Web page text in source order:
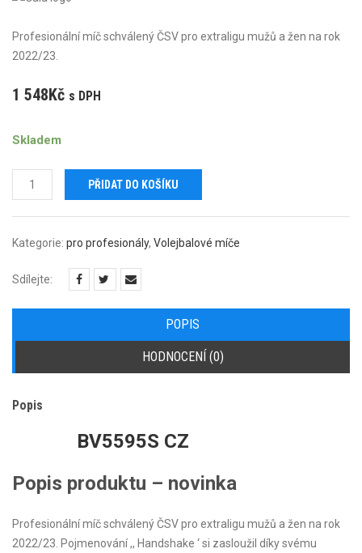
Profesionální míč schválený ČSV pro extraligu mužů a žen na rok
2022/23.
1 548Kč s DPH
Skladem
Gala
PRO-
Line
množství
PŘIDAT DO KOŠÍKU
Kategorie: pro profesionály, Volejbalové míče
Sdílejte:
POPIS
HODNOCENÍ (0)
Popis
BV5595S CZ
Popis produktu – novinka
Profesionální míč schválený ČSV pro extraligu mužů a žen na rok
2022/23. Pojmenování ,, Handshake ‘ si zasloužil díky svému